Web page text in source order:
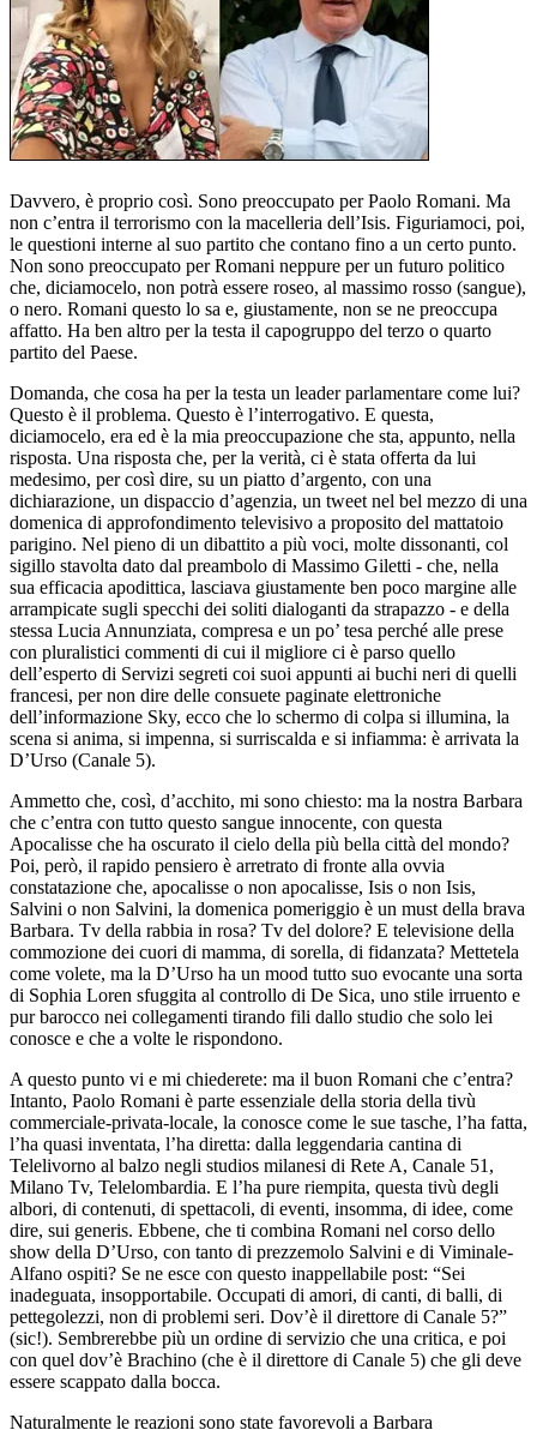
Davvero, è proprio così. Sono preoccupato per Paolo Romani. Ma
non c’entra il terrorismo con la macelleria dell’Isis. Figuriamoci, poi,
le questioni interne al suo partito che contano fino a un certo punto.
Non sono preoccupato per Romani neppure per un futuro politico
che, diciamocelo, non potrà essere roseo, al massimo rosso (sangue),
o nero. Romani questo lo sa e, giustamente, non se ne preoccupa
affatto. Ha ben altro per la testa il capogruppo del terzo o quarto
partito del Paese.
Domanda, che cosa ha per la testa un leader parlamentare come lui?
Questo è il problema. Questo è l’interrogativo. E questa,
diciamocelo, era ed è la mia preoccupazione che sta, appunto, nella
risposta. Una risposta che, per la verità, ci è stata offerta da lui
medesimo, per così dire, su un piatto d’argento, con una
dichiarazione, un dispaccio d’agenzia, un tweet nel bel mezzo di una
domenica di approfondimento televisivo a proposito del mattatoio
parigino. Nel pieno di un dibattito a più voci, molte dissonanti, col
sigillo stavolta dato dal preambolo di Massimo Giletti - che, nella
sua efficacia apodittica, lasciava giustamente ben poco margine alle
arrampicate sugli specchi dei soliti dialoganti da strapazzo - e della
stessa Lucia Annunziata, compresa e un po’ tesa perché alle prese
con pluralistici commenti di cui il migliore ci è parso quello
dell’esperto di Servizi segreti coi suoi appunti ai buchi neri di quelli
francesi, per non dire delle consuete paginate elettroniche
dell’informazione Sky, ecco che lo schermo di colpa si illumina, la
scena si anima, si impenna, si surriscalda e si infiamma: è arrivata la
D’Urso (Canale 5).
Ammetto che, così, d’acchito, mi sono chiesto: ma la nostra Barbara
che c’entra con tutto questo sangue innocente, con questa
Apocalisse che ha oscurato il cielo della più bella città del mondo?
Poi, però, il rapido pensiero è arretrato di fronte alla ovvia
constatazione che, apocalisse o non apocalisse, Isis o non Isis,
Salvini o non Salvini, la domenica pomeriggio è un must della brava
Barbara. Tv della rabbia in rosa? Tv del dolore? E televisione della
commozione dei cuori di mamma, di sorella, di fidanzata? Mettetela
come volete, ma la D’Urso ha un mood tutto suo evocante una sorta
di Sophia Loren sfuggita al controllo di De Sica, uno stile irruento e
pur barocco nei collegamenti tirando fili dallo studio che solo lei
conosce e che a volte le rispondono.
A questo punto vi e mi chiederete: ma il buon Romani che c’entra?
Intanto, Paolo Romani è parte essenziale della storia della tivù
commerciale-privata-locale, la conosce come le sue tasche, l’ha fatta,
l’ha quasi inventata, l’ha diretta: dalla leggendaria cantina di
Telelivorno al balzo negli studios milanesi di Rete A, Canale 51,
Milano Tv, Telelombardia. E l’ha pure riempita, questa tivù degli
albori, di contenuti, di spettacoli, di eventi, insomma, di idee, come
dire, sui generis. Ebbene, che ti combina Romani nel corso dello
show della D’Urso, con tanto di prezzemolo Salvini e di Viminale-
Alfano ospiti? Se ne esce con questo inappellabile post: “Sei
inadeguata, insopportabile. Occupati di amori, di canti, di balli, di
pettegolezzi, non di problemi seri. Dov’è il direttore di Canale 5?”
(sic!). Sembrerebbe più un ordine di servizio che una critica, e poi
con quel dov’è Brachino (che è il direttore di Canale 5) che gli deve
essere scappato dalla bocca.
Naturalmente le reazioni sono state favorevoli a Barbara